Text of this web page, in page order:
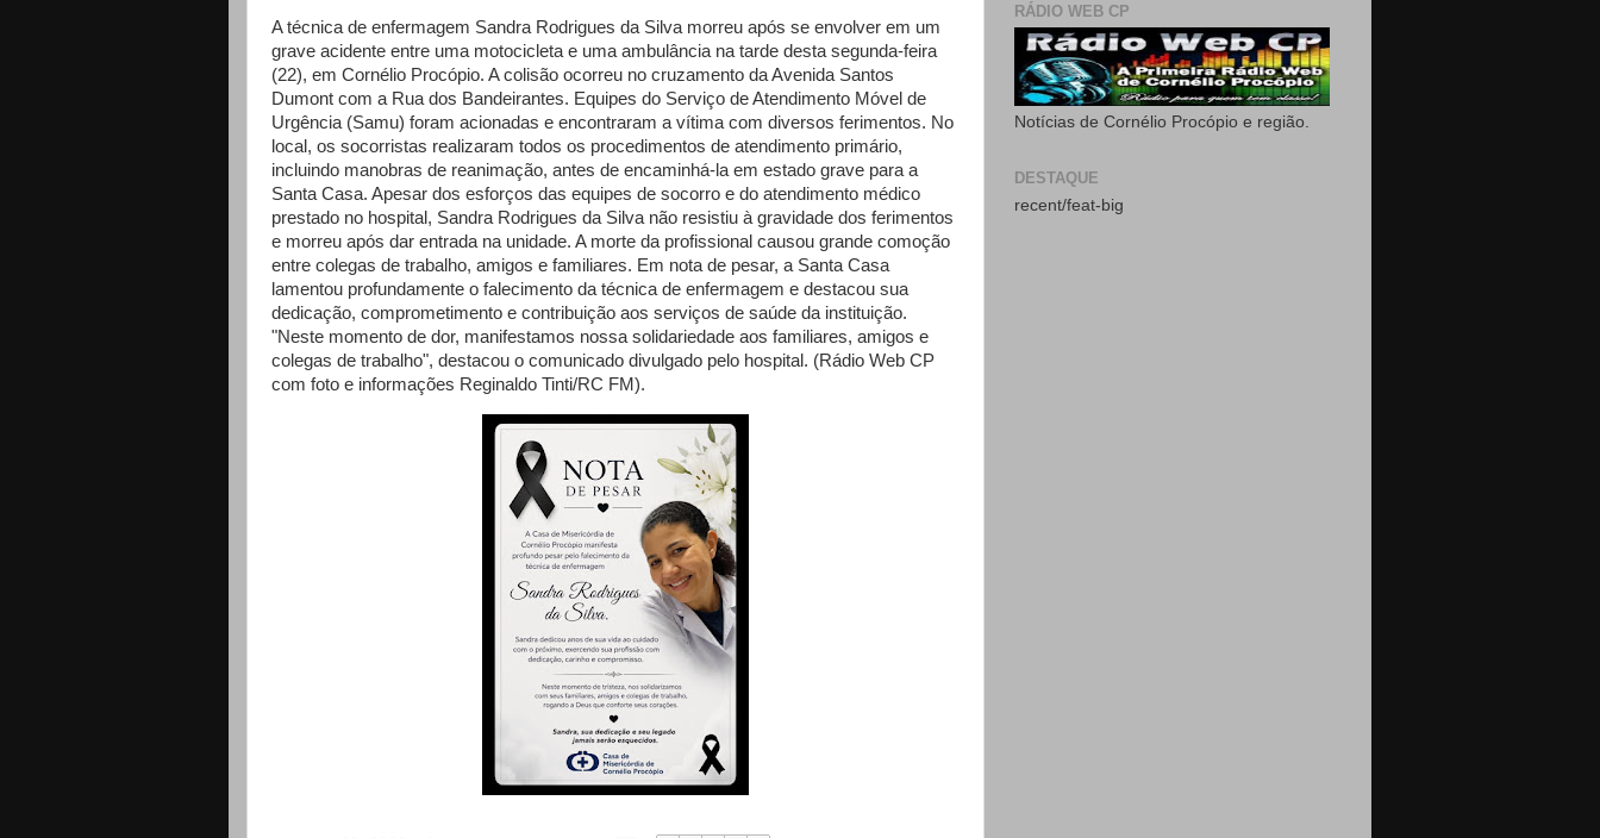
A técnica de enfermagem Sandra Rodrigues da Silva morreu após se envolver em um
grave acidente entre uma motocicleta e uma ambulância na tarde desta segunda-feira
(22), em Cornélio Procópio. A colisão ocorreu no cruzamento da Avenida Santos
Dumont com a Rua dos Bandeirantes. Equipes do Serviço de Atendimento Móvel de
Urgência (Samu) foram acionadas e encontraram a vítima com diversos ferimentos. No
local, os socorristas realizaram todos os procedimentos de atendimento primário,
incluindo manobras de reanimação, antes de encaminhá-la em estado grave para a
Santa Casa. Apesar dos esforços das equipes de socorro e do atendimento médico
prestado no hospital, Sandra Rodrigues da Silva não resistiu à gravidade dos ferimentos
e morreu após dar entrada na unidade. A morte da profissional causou grande comoção
entre colegas de trabalho, amigos e familiares. Em nota de pesar, a Santa Casa
lamentou profundamente o falecimento da técnica de enfermagem e destacou sua
dedicação, comprometimento e contribuição aos serviços de saúde da instituição.
"Neste momento de dor, manifestamos nossa solidariedade aos familiares, amigos e
colegas de trabalho", destacou o comunicado divulgado pelo hospital. (Rádio Web CP
com foto e informações Reginaldo Tinti/RC FM).
RÁDIO WEB CP
Notícias de Cornélio Procópio e região.
DESTAQUE
recent/feat-big